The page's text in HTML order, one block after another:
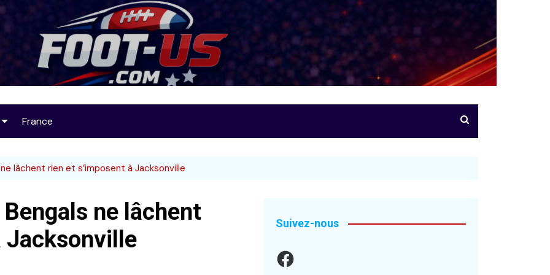
Foot-US
France
lâchent rien et s’imposent à Jacksonville
Bengals ne lâchent
Jacksonville
Suivez-nous
Facebook